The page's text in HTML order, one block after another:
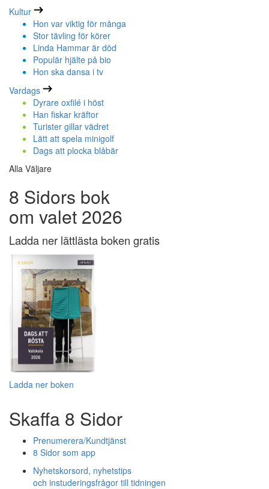
Kultur
Hon var viktig för många
Stor tävling för körer
Linda Hammar är död
Populär hjälte på bio
Hon ska dansa i tv
Vardags
Dyrare oxfilé i höst
Han fiskar kräftor
Turister gillar vädret
Lätt att spela minigolf
Dags att plocka blåbär
Alla Väljare
8 Sidors bok
om valet 2026
Ladda ner lättlästa boken gratis
Ladda ner boken
Skaffa 8 Sidor
Prenumerera/Kundtjänst
8 Sidor som app
Nyhetskorsord, nyhetstips
och instuderingsfrågor till tidningen